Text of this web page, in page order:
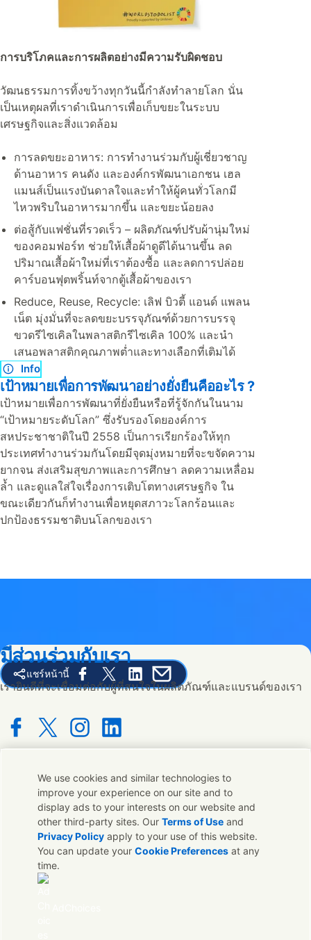
การบริโภคและการผลิตอย่างมีความรับผิดชอบ
วัฒนธรรมการทิ้งขว้างทุกวันนี้กำลังทำลายโลก นั่น
เป็นเหตุผลที่เราดำเนินการเพื่อเก็บขยะในระบบ
เศรษฐกิจและสิ่งแวดล้อม
การลดขยะอาหาร: การทำงานร่วมกับผู้เชี่ยวชาญ
ด้านอาหาร คนดัง และองค์กรพัฒนาเอกชน เฮล
แมนส์เป็นแรงบันดาลใจและทำให้ผู้คนทั่วโลกมี
ไหวพริบในอาหารมากขึ้น และขยะน้อยลง
ต่อสู้กับแฟชั่นที่รวดเร็ว – ผลิตภัณฑ์ปรับผ้านุ่มใหม่
ของคอมฟอร์ท ช่วยให้เสื้อผ้าดูดีได้นานขึ้น ลด
ปริมาณเสื้อผ้าใหม่ที่เราต้องซื้อ และลดการปล่อย
คาร์บอนฟุตพริ้นท์จากตู้เสื้อผ้าของเรา
Reduce, Reuse, Recycle: เลิฟ บิวตี้ แอนด์ แพลน
เน็ต มุ่งมั่นที่จะลดขยะบรรจุภัณฑ์ด้วยการบรรจุ
ขวดรีไซเคิลในพลาสติกรีไซเคิล 100% และนำ
เสนอพลาสติกคุณภาพต่ำและทางเลือกที่เติมได้
เป้าหมายเพื่อการพัฒนาอย่างยั่งยืนคืออะไร ?
Info
เป้าหมายเพื่อการพัฒนาที่ยั่งยืนหรือที่รู้จักกันในนาม
“เป้าหมายระดับโลก” ซึ่งรับรองโดยองค์การ
สหประชาชาติในปี 2558 เป็นการเรียกร้องให้ทุก
ประเทศทำงานร่วมกันโดยมีจุดมุ่งหมายที่จะขจัดความ
ยากจน ส่งเสริมสุขภาพและการศึกษา ลดความเหลื่อม
ล้ำ และดูแลใส่ใจเรื่องการเติบโตทางเศรษฐกิจ ใน
ขณะเดียวกันก็ทำงานเพื่อหยุดสภาวะโลกร้อนและ
ปกป้องธรรมชาติบนโลกของเรา
แชร์หน้านี้
Share this page on Facebook
Share this page on X
Share this page on Linked In
Share this page on E-mail
มีส่วนร่วมกับเรา
เรายินดีที่จะเชื่อมต่อกับผู้ที่สนใจในผลิตภัณฑ์และแบรนด์ของเรา
ติดต่อเรา
ติดต่อทีมผู้เชี่ยวชาญและ Unilever หรือค้นหาที่ติดต่อทั่วโลก
ติดต่อเรา
ติดต่อ Unilever ประเทศไทย
We use cookies and similar technologies to
improve your experience on our site and to
display ads to your interests on our website and
other third-party sites. OurTerms of Use and
Privacy Policy apply to your use of this website.
You can update yourCookie Preferences at any
time.